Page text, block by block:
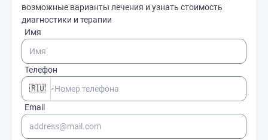
возможные варианты лечения и узнать стоимость
диагностики и терапии
Имя
Телефон
🇷🇺
Email